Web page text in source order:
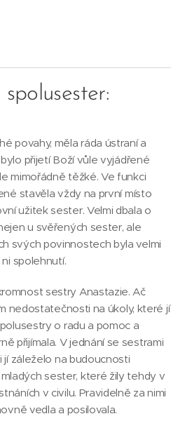
povahy, měla ráda ústraní a
přijetí Boží vůle vyjádřené
mimořádně těžké. Ve funkci
stavěla vždy na první místo
užitek sester. Velmi dbala o
u svěřených sester, ale
svých povinnostech byla velmi
spolehnutí.
sestry Anastazie. Ač
nedostatečnosti na úkoly, které jí
o radu a pomoc a
přijímala. V jednání se sestrami
jí záleželo na budoucnosti
sester, které žily tehdy v
v civilu. Pravidelně za nimi
vedla a posilovala.